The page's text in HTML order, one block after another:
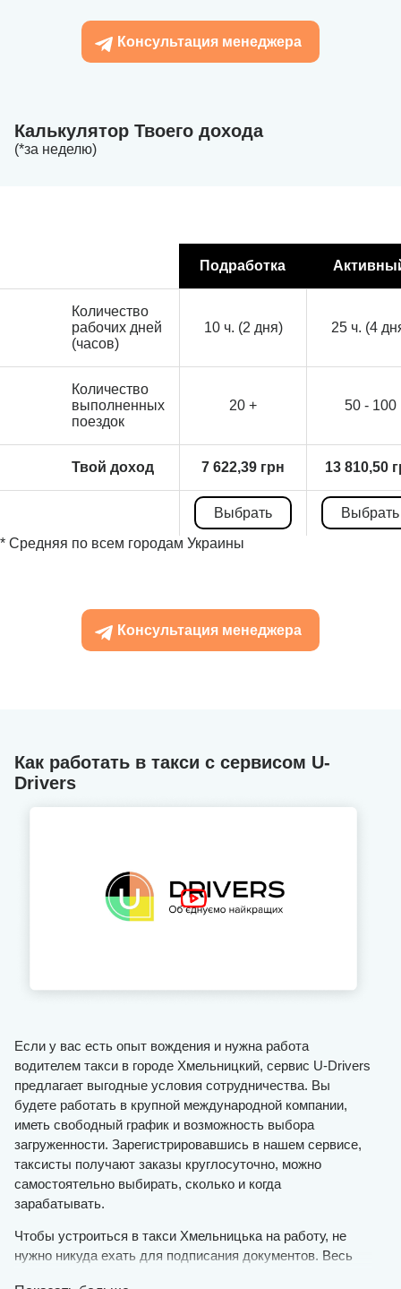
Консультация менеджера
Калькулятор Твоего дохода
(*за неделю)
Подработка
Количество
рабочих дней
(часов)
10 ч. (2 дня) 25 ч. (4
Количество
выполненных
поездок
20 + 50 - 100
Твой доход 7 622,39 грн 13 810,50
Выбрать
Выбрать
* Средняя по всем городам Украины
Консультация менеджера
Как работать в такси с сервисом U-
Drivers
Если у вас есть опыт вождения и нужна работа
водителем такси в городе Хмельницкий, сервис U-Drivers
предлагает выгодные условия сотрудничества. Вы
будете работать в крупной международной компании,
иметь свободный график и возможность выбора
загруженности. Зарегистрировавшись в нашем сервисе,
таксисты получают заказы круглосуточно, можно
самостоятельно выбирать, сколько и когда
зарабатывать.
Чтобы устроиться в такси Хмельницька на работу, не
нужно никуда ехать для подписания документов. Весь